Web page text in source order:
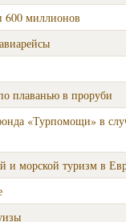
600 миллионов
плаванью в проруби
«Турпомощи» в
и морской туризм в